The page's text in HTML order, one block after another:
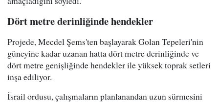
Dört metre derinliğinde hendekler
Projede, Mecdel Şems'ten başlayarak Golan Tepeleri'nin
güneyine kadar uzanan hatta dört metre derinliğinde ve
dört metre genişliğinde hendekler ile yüksek toprak setleri
inşa ediliyor.
İsrail ordusu, çalışmaların planlanandan uzun sürmesini